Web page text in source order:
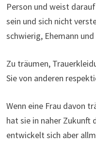
Person und weist
sein und sich nicht
schwierig, Ehemann
Zu träumen,
Sie von anderen
Wenn eine Frau davon
hat sie in naher Zukunft
entwickelt sich aber